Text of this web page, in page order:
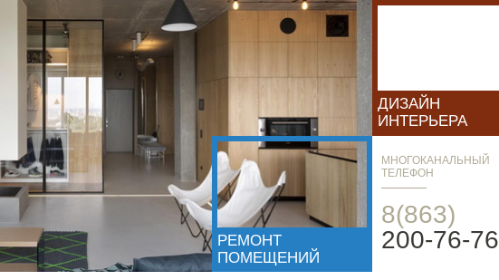
РЕМОНТ
ПОМЕЩЕНИЙ
ДИЗАЙН
ИНТЕРЬЕРА
МНОГОКАНАЛЬНЫЙ
ТЕЛЕФОН
8(863)
200-76-76